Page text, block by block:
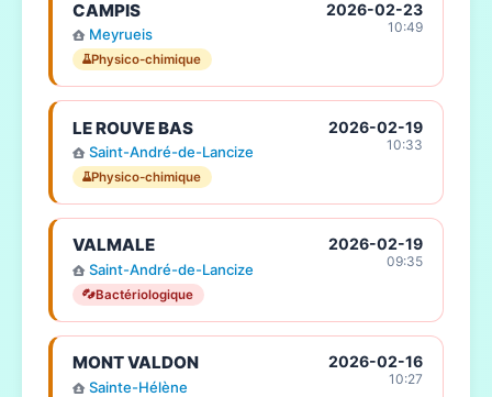
CAMPIS
Meyrueis
Physico-chimique
2026-02-23
10:49
LE ROUVE BAS
Saint-André-de-Lancize
Physico-chimique
2026-02-19
10:33
VALMALE
Saint-André-de-Lancize
Bactériologique
2026-02-19
09:35
MONT VALDON
Sainte-Hélène
2026-02-16
10:27